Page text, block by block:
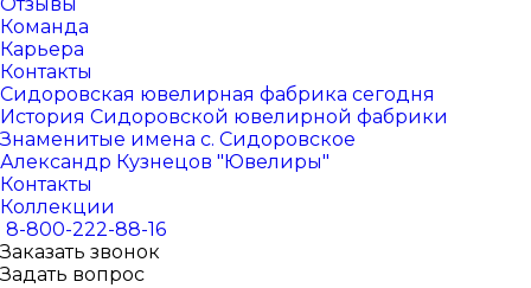
Команда
Карьера
Контакты
Сидоровская ювелирная фабрика сегодня
История Сидоровской ювелирной фабрики
Знаменитые имена с. Сидоровское
Александр Кузнецов "Ювелиры"
Контакты
Коллекции
8-800-222-88-16
Заказать звонок
Задать вопрос